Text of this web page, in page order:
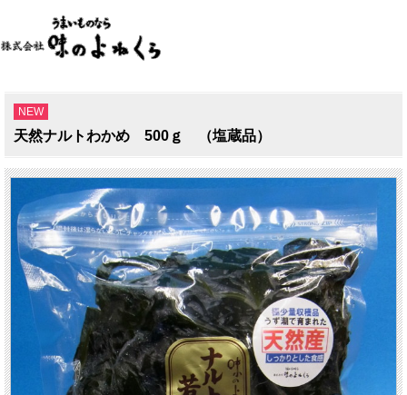
NEW
天然ナルトわかめ 500ｇ （塩蔵品）